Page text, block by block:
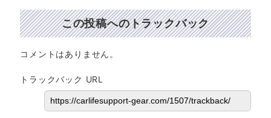
この投稿へのトラックバック
コメントはありません。
トラックバック URL